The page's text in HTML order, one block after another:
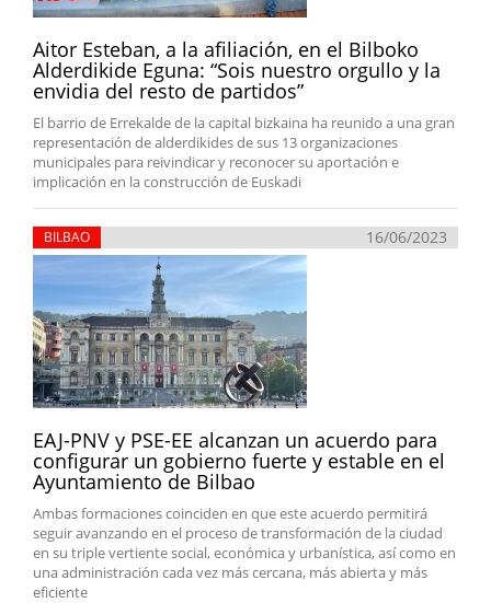
Aitor Esteban, a la afiliación, en el Bilboko
Alderdikide Eguna: “Sois nuestro orgullo y la
envidia del resto de partidos”
El barrio de Errekalde de la capital bizkaina ha reunido a una gran
representación de alderdikides de sus 13 organizaciones
municipales para reivindicar y reconocer su aportación e
implicación en la construcción de Euskadi
BILBAO 16/06/2023
EAJ-PNV y PSE-EE alcanzan un acuerdo para
configurar un gobierno fuerte y estable en el
Ayuntamiento de Bilbao
Ambas formaciones coinciden en que este acuerdo permitirá
seguir avanzando en el proceso de transformación de la ciudad
en su triple vertiente social, económica y urbanística, así como en
una administración cada vez más cercana, más abierta y más
eficiente